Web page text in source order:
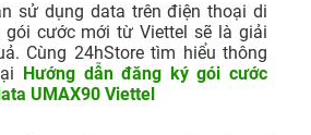
sử dụng data trên điện thoại di
cước mới từ Viettel sẽ là giải
Cùng 24hStore tìm hiểu thông
Hướng dẫn đăng ký gói cước
UMAX90 Viettel